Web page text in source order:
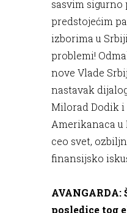
sasvim sigurno
predstojećim
izborima u
problemi!
nove Vlade
nastavak
Milorad Dodik i
Amerikanaca u
ceo svet,
finansijsko
AVANGARDA:
posledice tog